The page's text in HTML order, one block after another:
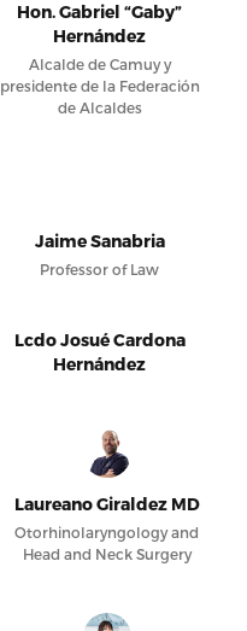
Hon. Gabriel “Gaby”
Hernández
Alcalde de Camuy y
presidente de la Federación
de Alcaldes
Jaime Sanabria
Professor of Law
Lcdo Josué Cardona
Hernández
Laureano Giraldez MD
Otorhinolaryngology and
Head and Neck Surgery